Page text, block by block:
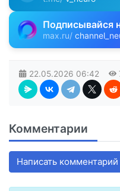
Подписывайся
max.ru/
22.05.2026 06:42
Комментарии
Написать комментарий